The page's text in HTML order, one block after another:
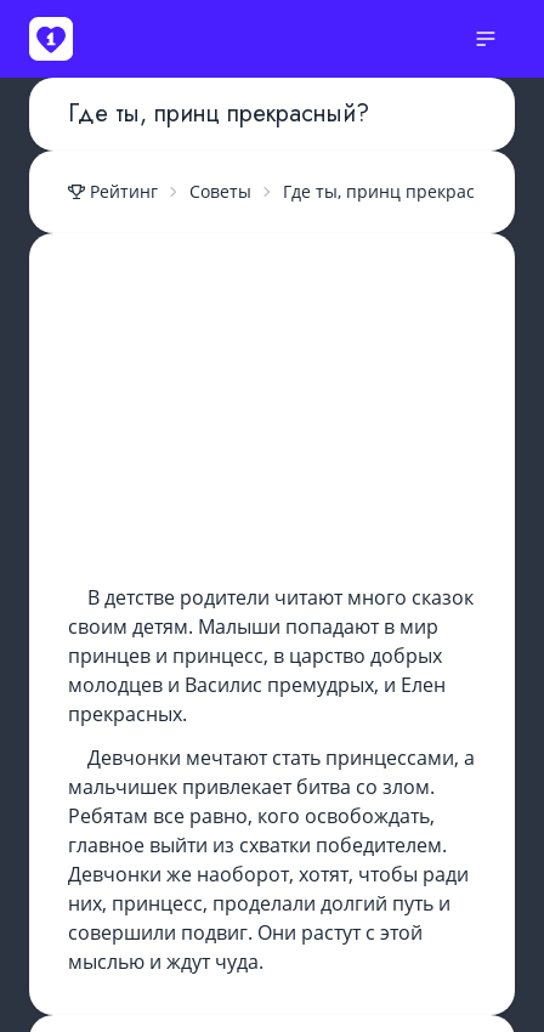
Где ты, принц прекрасный?
Рейтинг Советы Где ты, принц прекрасный?
В детстве родители читают много сказок
своим детям. Малыши попадают в мир
принцев и принцесс, в царство добрых
молодцев и Василис премудрых, и Елен
прекрасных.
Девчонки мечтают стать принцессами, а
мальчишек привлекает битва со злом.
Ребятам все равно, кого освобождать,
главное выйти из схватки победителем.
Девчонки же наоборот, хотят, чтобы ради
них, принцесс, проделали долгий путь и
совершили подвиг. Они растут с этой
мыслью и ждут чуда.